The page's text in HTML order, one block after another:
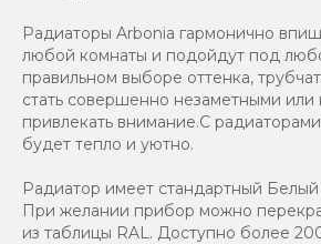
Радиаторы Arbonia гармонично
любой комнаты и подойдут под
правильном выборе оттенка,
стать совершенно незаметными или
привлекать внимание.С
будет тепло и уютно.
Радиатор имеет стандартный Белый
При желании прибор можно
из таблицы RAL. Доступно более